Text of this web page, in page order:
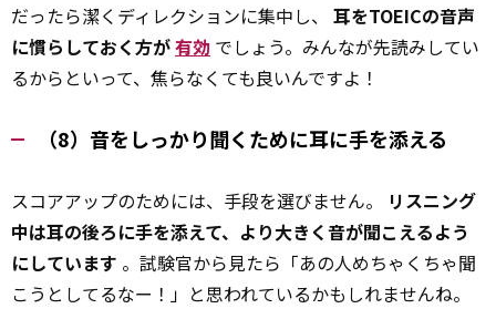
だったら潔くディレクションに集中し、 耳をTOEICの音声
に慣らしておく方が有効 でしょう。みんなが先読みしてい
るからといって、焦らなくても良いんですよ！
（8）音をしっかり聞くために耳に手を添える
スコアアップのためには、手段を選びません。
リスニング
中は耳の後ろに手を添えて、より大きく音が聞こえるよう
にしています 。試験官から見たら「あの人めちゃくちゃ聞
こうとしてるなー！」と思われているかもしれませんね。